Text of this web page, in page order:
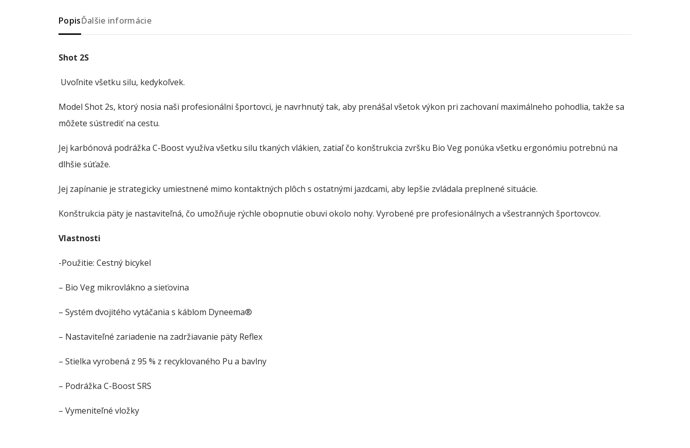
PopisĎalšie informácie
Shot 2S
Uvoľnite všetku silu, kedykoľvek.
Model Shot 2s, ktorý nosia naši profesionálni športovci, je navrhnutý tak, aby prenášal všetok výkon pri zachovaní maximálneho pohodlia, takže sa
môžete sústrediť na cestu.
Jej karbónová podrážka C-Boost využíva všetku silu tkaných vlákien, zatiaľ čo konštrukcia zvršku Bio Veg ponúka všetku ergonómiu potrebnú na
dlhšie súťaže.
Jej zapínanie je strategicky umiestnené mimo kontaktných plôch s ostatnými jazdcami, aby lepšie zvládala preplnené situácie.
Konštrukcia päty je nastaviteľná, čo umožňuje rýchle obopnutie obuvi okolo nohy. Vyrobené pre profesionálnych a všestranných športovcov.
Vlastnosti
-Použitie: Cestný bicykel
– Bio Veg mikrovlákno a sieťovina
– Systém dvojitého vytáčania s káblom Dyneema®
– Nastaviteľné zariadenie na zadržiavanie päty Reflex
– Stielka vyrobená z 95 % z recyklovaného Pu a bavlny
– Podrážka C-Boost SRS
– Vymeniteľné vložky